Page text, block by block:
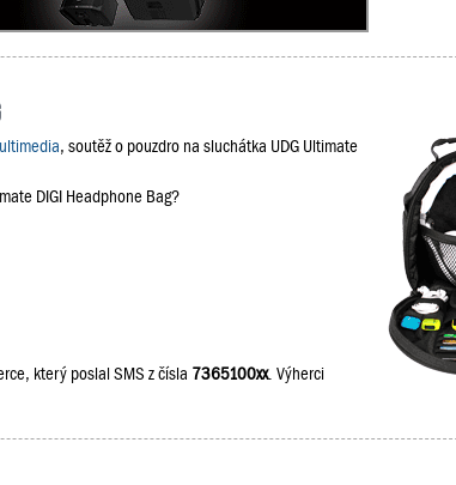
, soutěž o pouzdro na sluchátka UDG Ultimate
DIGI Headphone Bag?
který poslal SMS z čísla 7365100xx. Výherci